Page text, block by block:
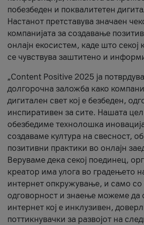
побезбеден и поквалитетен
Настанот претставува значаен
компанијата за создавање
онлајн екосистем, каде што
се чувствува заштитено и
„Content Positive 2025 ја
долгорочна заложба како
дигитален свет кој е безбеден,
инспиративен за сите. Нашата
обезбедиме технолошка
создаваме култура на свесност,
позитивни практики во онлајн
Веруваме дека секој поединец,
креатор има улога во градењето
интернет опкружување, и само со
одговорност и знаење можеме
интернет кој е инклузивен,
поттикнувачки за развојот на